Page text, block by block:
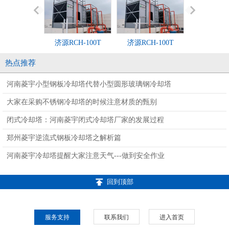
济源RCH-100T 济源RCH-100T
热点推荐
河南菱宇小型钢板冷却塔代替小型圆形玻璃钢冷却塔
大家在采购不锈钢冷却塔的时候注意材质的甄别
闭式冷却塔：河南菱宇闭式冷却塔厂家的发展过程
郑州菱宇逆流式钢板冷却塔之解析篇
河南菱宇冷却塔提醒大家注意天气---做到安全作业
回到顶部
服务支持 联系我们 进入首页